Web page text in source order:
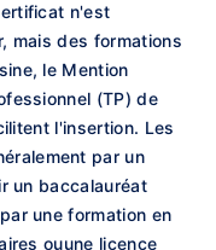
n'est
mais des formations
le Mention
(TP) de
l'insertion. Les
par un
un baccalauréat
une formation en
ouune licence